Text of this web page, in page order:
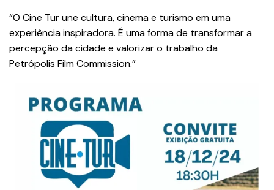
“O Cine Tur une cultura, cinema e turismo em uma
experiência inspiradora. É uma forma de transformar a
percepção da cidade e valorizar o trabalho da
Petrópolis Film Commission.”